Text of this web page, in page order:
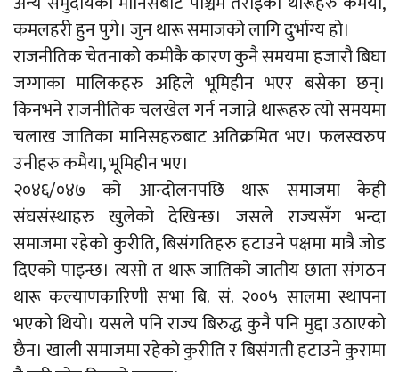
कमलहरी हुन पुगे। जुन थारू समाजको लागि दुर्भाग्य हो।
राजनीतिक चेतनाको कमीकै कारण कुनै समयमा हजारौ बिघा
जग्गाका मालिकहरु अहिले भूमिहीन भएर बसेका छन्।
किनभने राजनीतिक चलखेल गर्न नजान्ने थारूहरु त्यो समयमा
चलाख जातिका मानिसहरुबाट अतिक्रमित भए। फलस्वरुप
उनीहरु कमैया, भूमिहीन भए।
२०४६/०४७ को आन्दोलनपछि थारू समाजमा केही
संघसंस्थाहरु खुलेको देखिन्छ। जसले राज्यसँग भन्दा
समाजमा रहेको कुरीति, बिसंगतिहरु हटाउने पक्षमा मात्रै जोड
दिएको पाइन्छ। त्यसो त थारू जातिको जातीय छाता संगठन
थारू कल्याणकारिणी सभा बि. सं. २००५ सालमा स्थापना
भएको थियो। यसले पनि राज्य बिरुद्ध कुनै पनि मुद्दा उठाएको
छैन। खाली समाजमा रहेको कुरीति र बिसंगती हटाउने कुरामा